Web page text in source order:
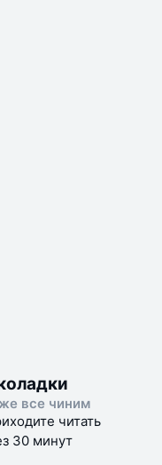
все чиним
читать
30 минут